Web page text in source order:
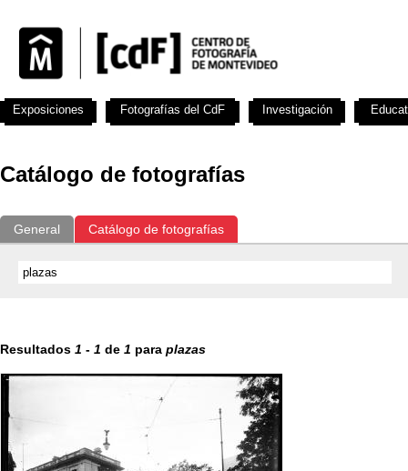
Catálogo de fotografías
General Catálogo de fotografías
Resultados 1 - 1 de 1 para plazas
Exposiciones Fotografías del CdF Investigación